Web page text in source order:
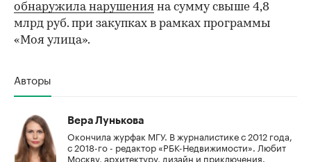
обнаружила нарушения на сумму свыше 4,8
млрд руб. при закупках в рамках программы
«Моя улица».
Авторы
Вера Лунькова
Окончила журфак МГУ. В журналистике с 2012 года,
с 2018-го - редактор «РБК-Недвижимости». Любит
Москву, архитектуру, дизайн и приключения.